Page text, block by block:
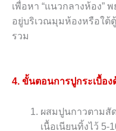
เพื่อหา “แนวกลางห้อง”
อยู่บริเวณมุมห้องหรือใต้
รวม
4. ขั้นตอนการปูกระเบื้อง
ผสมปูนกาวตามสั
เนื้อเนียนทิ้งไว้ 5-